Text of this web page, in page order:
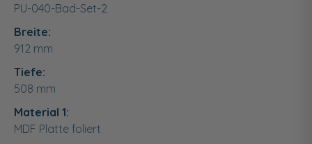
PU-040-Bad-Set-2
Breite:
912 mm
Tiefe:
508 mm
Material 1:
MDF Platte foliert